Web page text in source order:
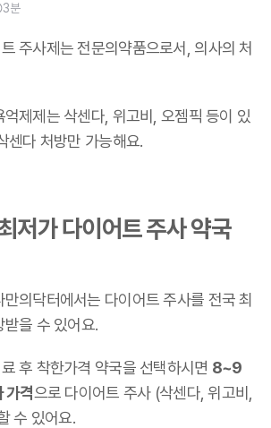
3분
주사제는 전문의약품으로서, 의사의 처
제제는 삭센다, 위고비, 오젬픽 등이 있
센다 처방만 가능해요.
저가 다이어트 주사 약국
의닥터에서는 다이어트 주사를 전국 최
을 수 있어요.
후 착한가격 약국을 선택하시면 8~9
가격으로 다이어트 주사 (삭센다, 위고비,
수 있어요.